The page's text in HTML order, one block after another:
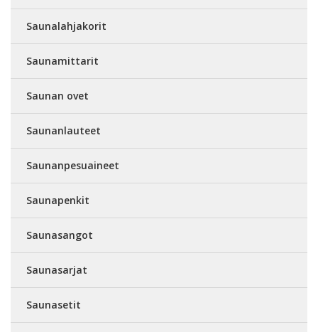
Saunalahjakorit
Saunamittarit
Saunan ovet
Saunanlauteet
Saunanpesuaineet
Saunapenkit
Saunasangot
Saunasarjat
Saunasetit